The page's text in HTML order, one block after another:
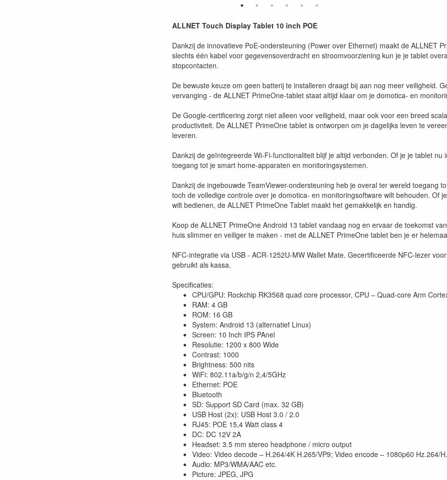
ALLNET Touch Display Tablet 10 inch POE
Dankzij de innovatieve PoE-ondersteuning (Power over Ethernet) maakt de ALLNET
slechts één kabel voor gegevensoverdracht en stroomvoorziening kun je je tablet
stopcontacten.
De bewuste keuze om geen batterij te installeren draagt bij aan nog meer veiligheid.
vervanging - de ALLNET PrimeOne-tablet staat altijd klaar om je domotica- en
De Google-certificering zorgt niet alleen voor veiligheid, maar ook voor een breed
productiviteit. De ALLNET PrimeOne tablet is ontworpen om je dagelijks leven te
leveren.
Dankzij de geïntegreerde Wi-Fi-functionaliteit blijf je altijd verbonden. Of je je tablet
toegang tot je smart home-apparaten en monitoringsystemen.
Dankzij de ingebouwde TeamViewer-ondersteuning heb je overal ter wereld toegang
toch de volledige controle over je domotica- en monitoringsoftware wilt behouden. Of
wilt bedienen, de ALLNET PrimeOne Tablet maakt het gemakkelijk en handig.
Koop de ALLNET PrimeOne Android 13 tablet vandaag nog en ervaar de toekomst
huis slimmer en veiliger te maken - met de ALLNET PrimeOne tablet ben je er
NFC-integratie via USB - ACR-1252U-MW Wallet Mate. Gecertificeerde NFC-lezer
gebruikt als kassa.
Specificaties:
CPU/GPU: Rockchip RK3568 quad core processor, CPU – Quad-core Arm
RAM: 4 GB
ROM: 16 GB
System: Android 13 (alternatief Linux)
Screen: 10 Inch IPS PAnel
Resolutie: 1200 x 800 Wide
Contrast: 1000
Brightness: 500 nits
WiFi: 802.11a/b/g/n 2,4/5GHz
Ethernet: POE
Bluetooth
SD: Support SD Card (max. 32 GB)
USB Host (2x): USB Host 3.0 / 2.0
RJ45: POE 15,4 Watt class 4
DC: DC 12V 2A
Headset: 3.5 mm stereo headphone / micro output
Video: Video decode – H.264/4K H.265/VP9; Video encode – 1080p60 Hz.264/
Audio: MP3/WMA/AAC etc.
Picture: JPEG, JPG